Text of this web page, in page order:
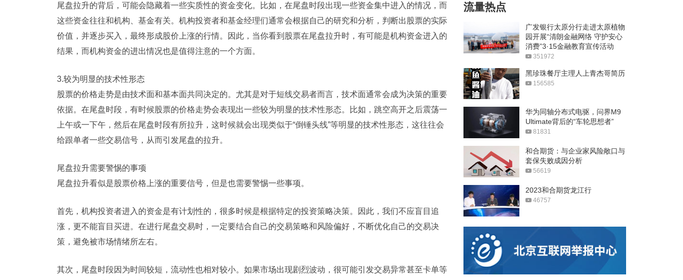
尾盘拉升的背后，可能会隐藏着一些实质性的资金变化。比如，在尾盘时段出现一些资金集中进入的情况，而
这些资金往往和机构、基金有关。机构投资者和基金经理们通常会根据自己的研究和分析，判断出股票的实际
价值，并逐步买入，最终形成股价上涨的行情。因此，当你看到股票在尾盘拉升时，有可能是机构资金进入的
结果，而机构资金的进出情况也是值得注意的一个方面。
3.较为明显的技术性形态
股票的价格走势是由技术面和基本面共同决定的。尤其是对于短线交易者而言，技术面通常会成为决策的重要
依据。在尾盘时段，有时候股票的价格走势会表现出一些较为明显的技术性形态。比如，跳空高开之后震荡一
上午或一下午，然后在尾盘时段有所拉升，这时候就会出现类似于“倒锤头线”等明显的技术性形态，这往往会
给跟单者一些交易信号，从而引发尾盘的拉升。
尾盘拉升需要警惕的事项
尾盘拉升看似是股票价格上涨的重要信号，但是也需要警惕一些事项。
首先，机构投资者进入的资金是有计划性的，很多时候是根据特定的投资策略决策。因此，我们不应盲目追
涨，更不能盲目买进。在进行尾盘交易时，一定要结合自己的交易策略和风险偏好，不断优化自己的交易决
策，避免被市场情绪所左右。
其次，尾盘时段因为时间较短，流动性也相对较小。如果市场出现剧烈波动，很可能引发交易异常甚至卡单等
流量热点
广发银行太原分行走进太原植物
园开展“清朗金融网络 守护安心
消费”3·15金融教育宣传活动
351972
黑珍珠餐厅主理人上青杰哥简历
156585
华为同轴分布式电驱，问界M9
Ultimate背后的“车轮思想者”
81831
和合期货：与企业家风险敞口与
套保失败成因分析
56619
2023和合期货龙江行
46757